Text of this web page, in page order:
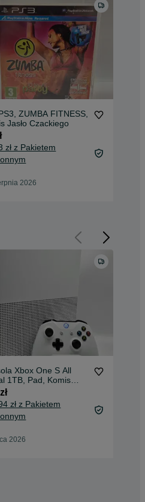
ZUMBA FITNESS,
Jasło Czackiego
zł z Pakietem
2026
Xbox One S All
1TB, Pad, Komis
Czackiego
zł z Pakietem
2026